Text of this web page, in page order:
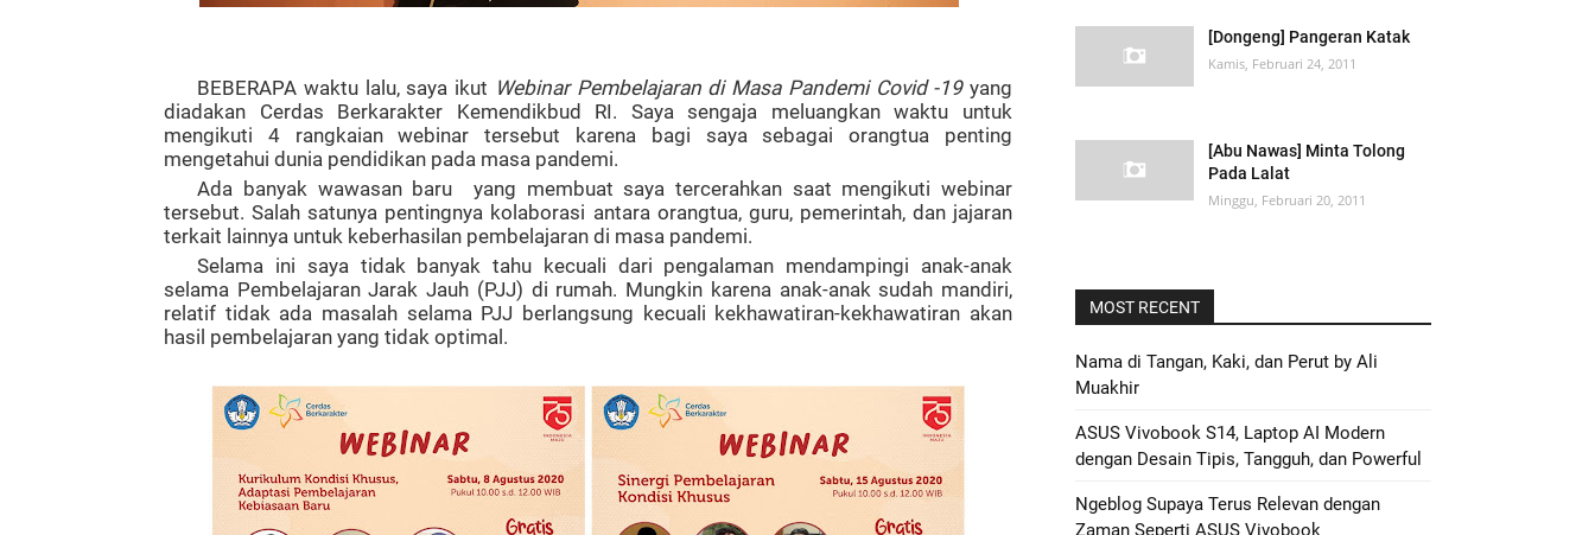
BEBERAPA waktu lalu, saya ikut Webinar Pembelajaran di Masa Pandemi Covid -19yang
diadakan Cerdas Berkarakter Kemendikbud RI. Saya sengaja meluangkan waktu untuk
mengikuti 4 rangkaian webinar tersebut karena bagi saya sebagai orangtua penting
mengetahui dunia pendidikan pada masa pandemi.
Ada banyak wawasan baru
yang membuat saya tercerahkan saat mengikuti webinar
tersebut. Salah satunya pentingnya kolaborasi antara orangtua, guru, pemerintah, dan jajaran
terkait lainnya untuk keberhasilan pembelajaran di masa pandemi.
Selama ini saya tidak banyak tahu kecuali dari pengalaman mendampingi anak-anak
selama Pembelajaran Jarak Jauh (PJJ) di rumah. Mungkin karena anak-anak sudah mandiri,
relatif tidak ada masalah selama PJJ berlangsung kecuali kekhawatiran-kekhawatiran akan
hasil pembelajaran yang tidak optimal.
[Dongeng] Pangeran Katak
Kamis, Februari 24, 2011
[Abu Nawas] Minta Tolong
Pada Lalat
Minggu, Februari 20, 2011
MOST RECENT
Nama di Tangan, Kaki, dan Perut by Ali
Muakhir
ASUS Vivobook S14, Laptop AI Modern
dengan Desain Tipis, Tangguh, dan Powerful
Ngeblog Supaya Terus Relevan dengan
Zaman Seperti ASUS Vivobook